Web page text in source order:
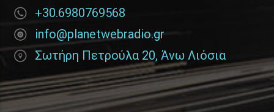
+30.6980769568
info@planetwebradio.gr
Σωτήρη Πετρούλα 20, Άνω Λιόσια